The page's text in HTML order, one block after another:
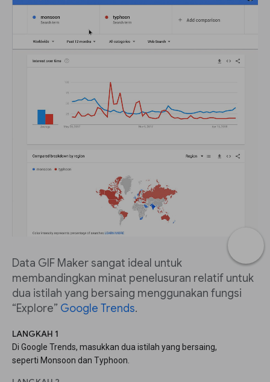
Data GIF Maker sangat ideal untuk
membandingkan minat penelusuran relatif untuk
dua istilah yang bersaing menggunakan fungsi
“Explore” Google Trends.
LANGKAH 1
Di Google Trends, masukkan dua istilah yang bersaing,
seperti Monsoon dan Typhoon.